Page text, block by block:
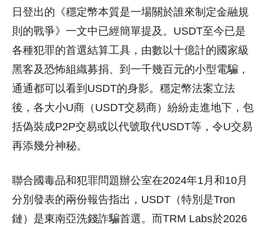
日登出的《穩定幣本質是一場關於誰來制定金融規
則的戰爭》一文中已經簡單提及。USDT至今已是
各種犯罪的首選結算工具，由數以十億計的國家級
黑客及恐怖組織募捐、到一千幾百元的小型電騙，
通通都可以看到USDT的身影。穩定幣法案立法
後，各大小U商（USDT交易商）紛紛走進地下，包
括偽裝成P2P交易或以代號取代USDT等，令U交易
再添幾分神秘。
聯合國毒品和犯罪問題辦公室在2024年1月和10月
分別發表的兩份報告指出，USDT（特別是Tron
鏈）是東南亞洗錢詐騙首選。而TRM Labs於2026